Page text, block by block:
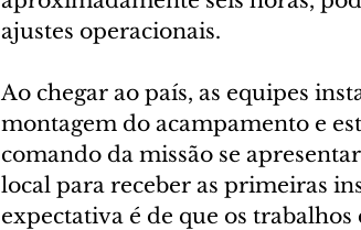
ajustes operacionais.
Ao chegar ao país, as equipes
montagem do acampamento e
comando da missão se
local para receber as primeiras
expectativa é de que os